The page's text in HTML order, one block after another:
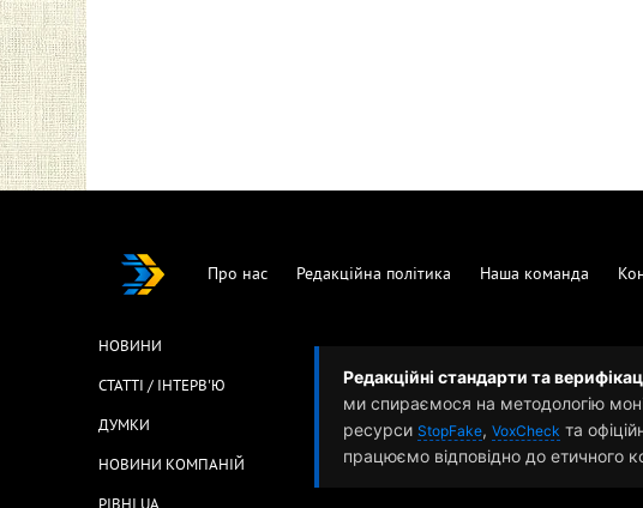
Про нас Редакційна політика Наша команда
НОВИНИ
СТАТТІ / ІНТЕРВ'Ю
ДУМКИ
НОВИНИ КОМПАНІЙ
Редакційні стандарти та
ми спираємося на методологію
ресурси StopFake, VoxCheck та
працюємо відповідно до етичного